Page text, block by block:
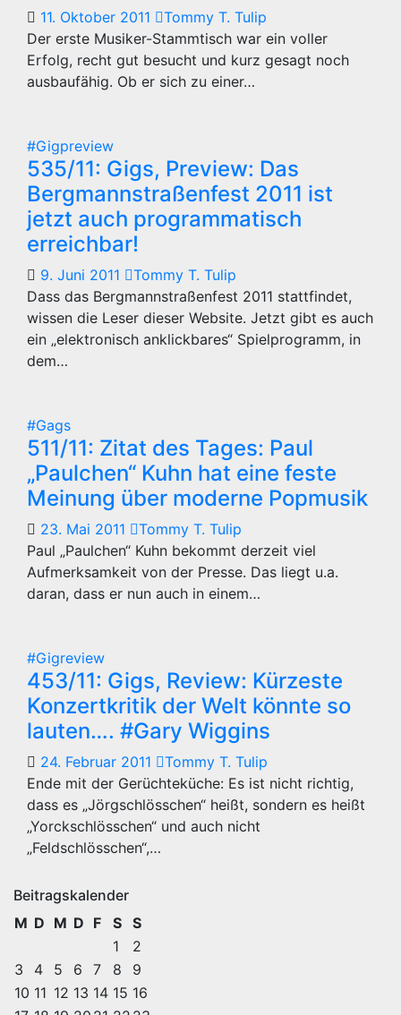
11. Oktober 2011
Tommy T. Tulip
Der erste Musiker-Stammtisch war ein voller
Erfolg, recht gut besucht und kurz gesagt noch
ausbaufähig. Ob er sich zu einer…
#Gigpreview
535/11: Gigs, Preview: Das
Bergmannstraßenfest 2011 ist
jetzt auch programmatisch
erreichbar!
9. Juni 2011
Tommy T. Tulip
Dass das Bergmannstraßenfest 2011 stattfindet,
wissen die Leser dieser Website. Jetzt gibt es auch
ein „elektronisch anklickbares“ Spielprogramm, in
dem…
#Gags
511/11: Zitat des Tages: Paul
„Paulchen“ Kuhn hat eine feste
Meinung über moderne Popmusik
23. Mai 2011
Tommy T. Tulip
Paul „Paulchen“ Kuhn bekommt derzeit viel
Aufmerksamkeit von der Presse. Das liegt u.a.
daran, dass er nun auch in einem…
#Gigreview
453/11: Gigs, Review: Kürzeste
Konzertkritik der Welt könnte so
lauten…. #Gary Wiggins
24. Februar 2011
Tommy T. Tulip
Ende mit der Gerüchteküche: Es ist nicht richtig,
dass es „Jörgschlösschen“ heißt, sondern es heißt
„Yorckschlösschen“ und auch nicht
„Feldschlösschen“,…
Beitragskalender
M D M D F S S
1
2
3
4 5 6 7 8
9
10 11 12 13 14 15 16